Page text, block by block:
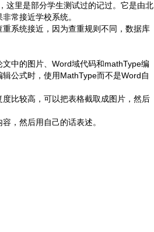
这里是部分学生测试过的记过。它是由北
常接近学校系统。
系统接近，因为查重规则不同，数据库
中的图片、Word域代码和mathType编
公式时，使用MathType而不是Word自
比较高，可以把表格截取成图片，然后
，然后用自己的话表述。